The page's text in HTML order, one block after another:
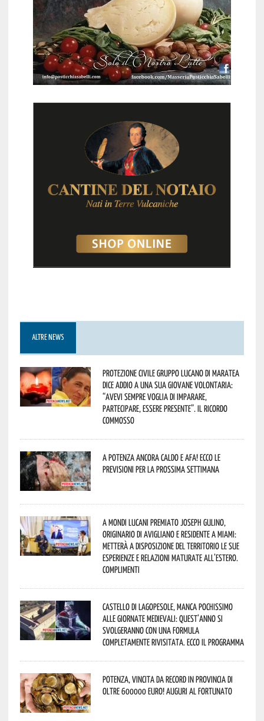
ALTRE NEWS
Protezione Civile Gruppo Lucano di Maratea
dice addio a una sua giovane volontaria:
“avevi sempre voglia di imparare,
partecipare, essere presente”. Il ricordo
commosso
A Potenza ancora caldo e afa! Ecco le
previsioni per la prossima settimana
A Mondi lucani premiato Joseph Gulino,
originario di Avigliano e residente a Miami:
metterà a disposizione del territorio le sue
esperienze e relazioni maturate all’estero.
Complimenti
Castello di Lagopesole, manca pochissimo
alle Giornate Medievali: quest’anno si
svolgeranno con una formula
completamente rivisitata. Ecco il programma
Potenza, vincita da record in provincia di
oltre 600000 euro! Auguri al fortunato